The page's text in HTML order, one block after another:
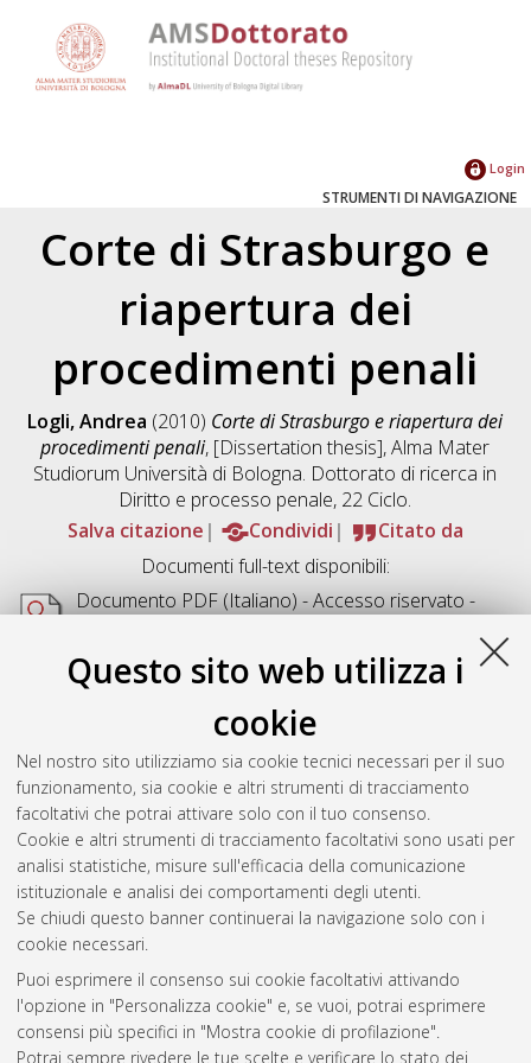
Questo sito web utilizza i
cookie
Nel nostro sito utilizziamo sia cookie tecnici necessari per il suo
funzionamento, sia cookie e altri strumenti di tracciamento
facoltativi che potrai attivare solo con il tuo consenso.
Cookie e altri strumenti di tracciamento facoltativi sono usati per
analisi statistiche, misure sull'efficacia della comunicazione
istituzionale e analisi dei comportamenti degli utenti.
Se chiudi questo banner continuerai la navigazione solo con i
cookie necessari.
Puoi esprimere il consenso sui cookie facoltativi attivando
l'opzione in "Personalizza cookie" e, se vuoi, potrai esprimere
consensi più specifici in "Mostra cookie di profilazione".
Potrai sempre rivedere le tue scelte e verificare lo stato dei
Login
STRUMENTI DI NAVIGAZIONE
Corte di Strasburgo e
riapertura dei
procedimenti penali
Logli, Andrea (2010) Corte di Strasburgo e riapertura dei
procedimenti penali, [Dissertation thesis], Alma Mater
Studiorum Università di Bologna. Dottorato di ricerca in
Diritto e processo penale, 22 Ciclo.
Salva citazione
Condividi
Citato da
Documenti full-text disponibili:
Documento PDF(Italiano) - Accesso riservato -
Acrobat Reader
Download (1MB)
Abstract
Altri metadati
Gestione del documento:
Atom
Rss 1.0
Rss 2.0